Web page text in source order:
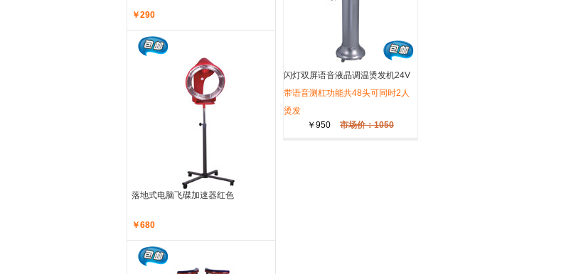
￥290
落地式电脑飞碟加速器红色
￥680
闪灯双屏语音液晶调温烫发机24V
灰色
带语音测杠功能共48头可同时2人
烫发
￥950
市场价：1050